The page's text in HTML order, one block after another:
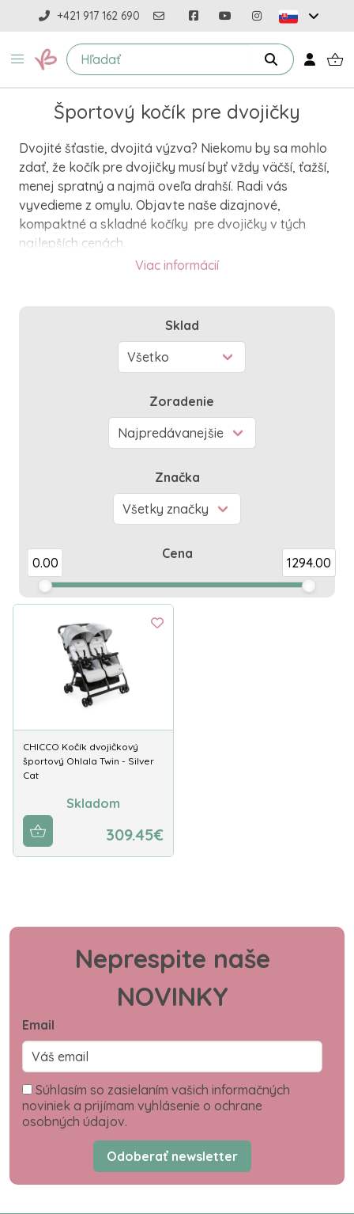
+421 917 162 690
Športový kočík pre dvojičky
Dvojité šťastie, dvojitá výzva? Niekomu by sa mohlo
zdať, že kočík pre dvojičky musí byť vždy väčší, ťažší,
menej spratný a najmä oveľa drahší. Radi vás
vyvedieme z omylu. Objavte naše dizajnové,
kompaktné a skladné kočíky pre dvojičky v tých
najlepších cenách.
Nájsť dobrý kočík pre dvojičky u nás však nebude
predstavovať problém, ponuka je dostatočne široká.
Športový kočík pre dvojičky lacno? Nie je
Cena dvojičkových kočíkov u nás začína už pri hranici
200 eur. Poďte si vybrať ten ideálny pre vašu rodinu.
Viac informácií
Sklad
Zoradenie
Značka
Cena
0.00 1294.00
CHICCO Kočík dvojičkový
športový Ohlala Twin - Silver
Cat
Skladom
309.45€
Neprespite naše
NOVINKY
Email
Súhlasím so zasielaním vašich informačných
noviniek a prijímam vyhlásenie o ochrane
osobných údajov.
Odoberať newsletter